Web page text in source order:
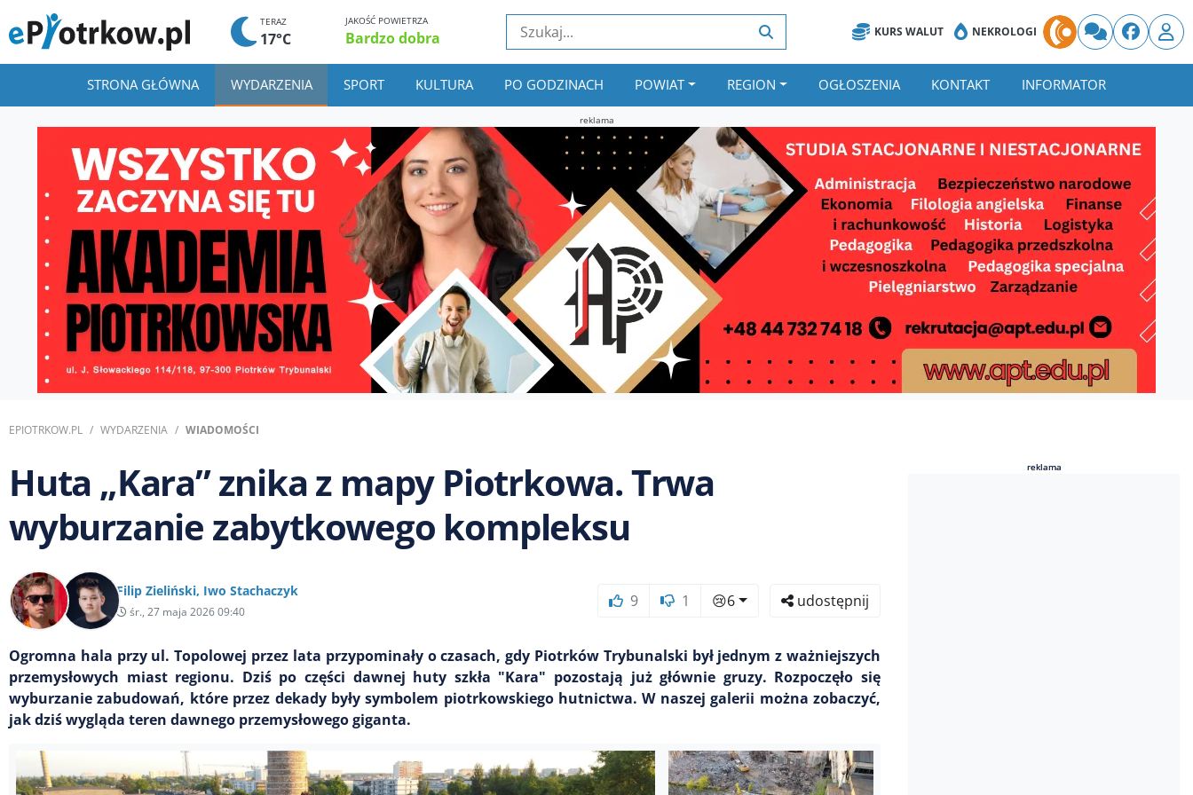
TERAZ
17°C
JAKOŚĆ POWIETRZA
Bardzo dobra KURS WALUT NEKROLOGI
STRONA GŁÓWNA WYDARZENIA SPORT KULTURA PO GODZINACH POWIAT REGION OGŁOSZENIA KONTAKT INFORMATOR
reklama
EPIOTRKOW.PL WYDARZENIA WIADOMOŚCI
Huta „Kara” znika z mapy Piotrkowa. Trwa
wyburzanie zabytkowego kompleksu
Filip Zieliński, Iwo Stachaczyk
śr., 27 maja 2026 09:40
9 1 😢6 udostępnij
Ogromna hala przy ul. Topolowej przez lata przypominały o czasach, gdy Piotrków Trybunalski był jednym z ważniejszych
przemysłowych miast regionu. Dziś po części dawnej huty szkła "Kara" pozostają już głównie gruzy. Rozpoczęło się
wyburzanie zabudowań, które przez dekady były symbolem piotrkowskiego hutnictwa. W naszej galerii można zobaczyć,
jak dziś wygląda teren dawnego przemysłowego giganta.
reklama
reklama